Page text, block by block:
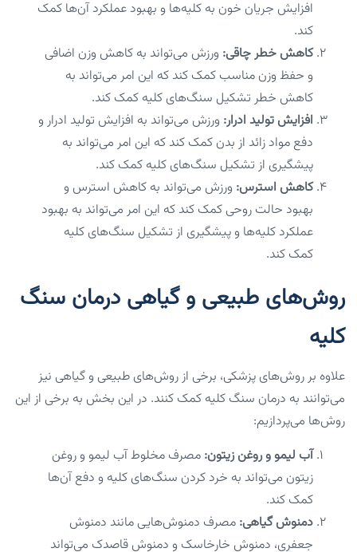
افزایش جریان خون به کلیه‌ها و بهبود عملکرد آن‌ها کمک
کند.
کاهش خطر چاقی: ورزش می‌تواند به کاهش وزن اضافی
و حفظ وزن مناسب کمک کند که این امر می‌تواند به
کاهش خطر تشکیل سنگ‌های کلیه کمک کند.
افزایش تولید ادرار: ورزش می‌تواند به افزایش تولید ادرار و
دفع مواد زائد از بدن کمک کند که این امر می‌تواند به
پیشگیری از تشکیل سنگ‌های کلیه کمک کند.
کاهش استرس: ورزش می‌تواند به کاهش استرس و
بهبود حالت روحی کمک کند که این امر می‌تواند به بهبود
عملکرد کلیه‌ها و پیشگیری از تشکیل سنگ‌های کلیه
کمک کند.
روش‌های طبیعی و گیاهی درمان سنگ
کلیه
علاوه بر روش‌های پزشکی، برخی از روش‌های طبیعی و گیاهی نیز
می‌توانند به درمان سنگ کلیه کمک کنند. در این بخش به برخی از این
روش‌ها می‌پردازیم:
آب لیمو و روغن زیتون: مصرف مخلوط آب لیمو و روغن
زیتون می‌تواند به خرد کردن سنگ‌های کلیه و دفع آن‌ها
کمک کند.
دمنوش گیاهی: مصرف دمنوش‌هایی مانند دمنوش
جعفری، دمنوش خارخاسک و دمنوش قاصدک می‌تواند